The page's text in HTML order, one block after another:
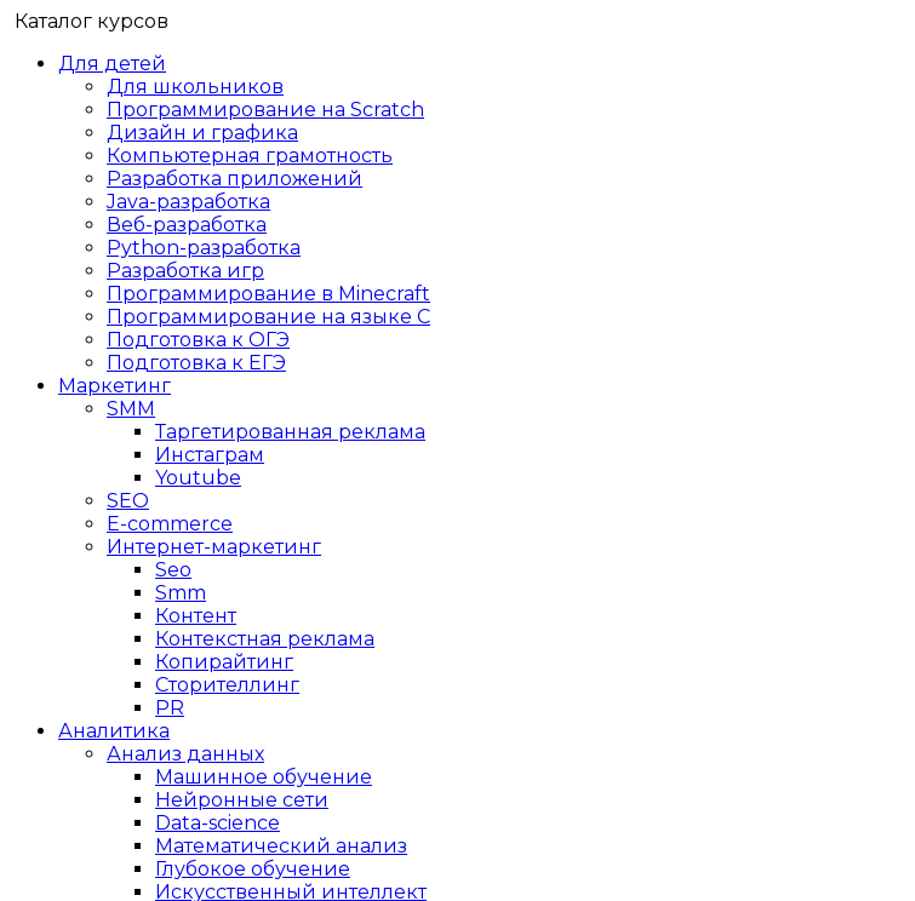
Каталог курсов
Для детей
Для школьников
Программирование на Scratch
Дизайн и графика
Компьютерная грамотность
Разработка приложений
Java-разработка
Веб-разработка
Python-разработка
Разработка игр
Программирование в Minecraft
Программирование на языке C
Подготовка к ОГЭ
Подготовка к ЕГЭ
Маркетинг
SMM
Таргетированная реклама
Инстаграм
Youtube
SEO
E-сommerce
Интернет-маркетинг
Seo
Smm
Контент
Контекстная реклама
Копирайтинг
Сторителлинг
PR
Аналитика
Анализ данных
Машинное обучение
Нейронные сети
Data-science
Математический анализ
Глубокое обучение
Искусственный интеллект